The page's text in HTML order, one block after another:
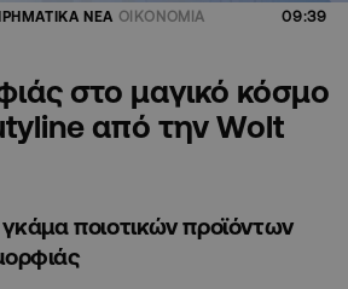
ΝΕΑ ΟΙΚΟΝΟΜΙΑ 09:39
στο μαγικό κόσμο
από την Wolt
ποιοτικών προϊόντων